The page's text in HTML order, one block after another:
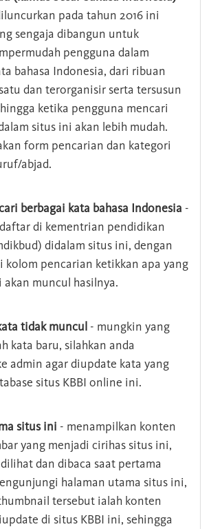
pada tahun 2016 ini
sengaja dibangun untuk
pengguna dalam
bahasa Indonesia, dari ribuan
dan terorganisir serta tersusun
ketika pengguna mencari
situs ini akan lebih mudah.
form pencarian dan kategori
abjad.
berbagai kata bahasa Indonesia -
di kementrian pendidikan
didalam situs ini, dengan
kolom pencarian ketikkan apa yang
muncul hasilnya.
tidak muncul - mungkin yang
kata baru, silahkan anda
admin agar diupdate kata yang
situs KBBI online ini.
situs ini - menampilkan konten
yang menjadi cirihas situs ini,
dan dibaca saat pertama
halaman utama situs ini,
tersebut ialah konten
di situs KBBI ini, sehingga